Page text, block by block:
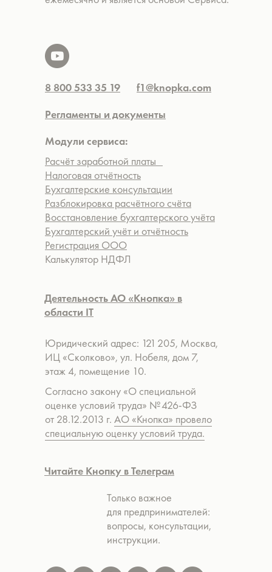
8 800 533 35 19
f1@knopka.com
Регламенты и документы
Модули сервиса:
Расчёт заработной платы
Налоговая отчётность
Бухгалтерские консультации
Разблокировка расчётного счёта
Восстановление бухгалтерского учёта
Бухгалтерский учёт и отчётность
Регистрация ООО
Калькулятор НДФЛ
Деятельность АО «Кнопка» в
области IT
Юридический адрес: 121 205, Москва,
ИЦ «Сколково», ул. Нобеля, дом 7,
этаж 4, помещение 10.
Согласно закону «О специальной
оценке условий труда» № 426-ФЗ
от 28.12.2013 г. АО «Кнопка» провело
специальную оценку условий труда.
Читайте Кнопку в Телеграм
Только важное
для предпринимателей:
вопросы, консультации,
инструкции.